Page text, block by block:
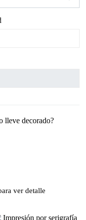
lleve decorado?
ver detalle